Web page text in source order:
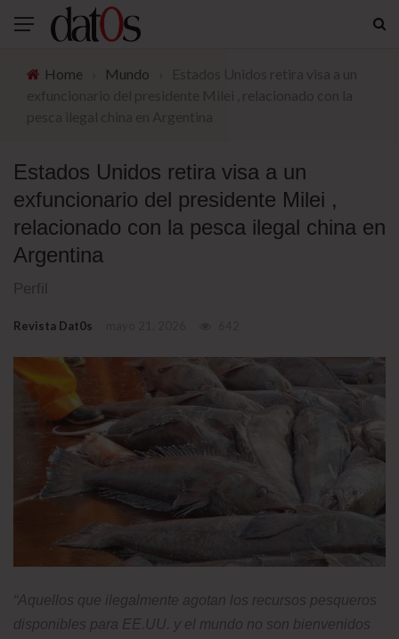
Home Mundo
Estados Unidos retira visa a un
exfuncionario del presidente Milei ,
relacionado con la pesca ilegal china en
Argentina
Perfil
Revista Dat0s
“Aquellos que ilegalmente agotan los recursos pesqueros
disponibles para EE.UU. y el mundo no son bienvenidos